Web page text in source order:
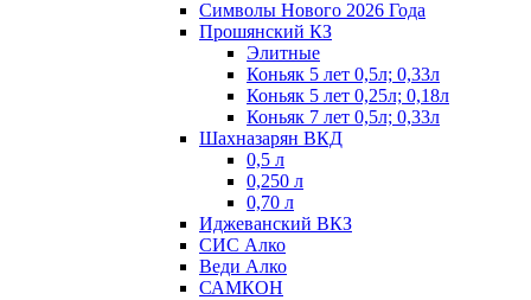
Символы Нового 2026 Года
Прошянский КЗ
Элитные
Коньяк 5 лет 0,5л; 0,33л
Коньяк 5 лет 0,25л; 0,18л
Коньяк 7 лет 0,5л; 0,33л
Шахназарян ВКД
0,5 л
0,250 л
0,70 л
Иджеванский ВКЗ
СИС Алко
Веди Алко
САМКОН